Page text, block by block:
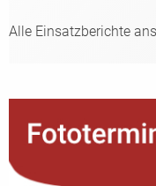
Alle Einsatzberichte